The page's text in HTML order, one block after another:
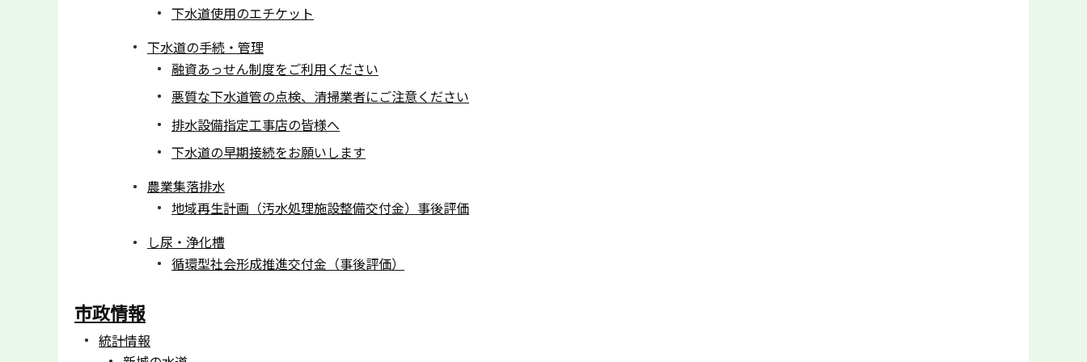
下水道使用のエチケット
下水道の手続・管理
融資あっせん制度をご利用ください
悪質な下水道管の点検、清掃業者にご注意ください
排水設備指定工事店の皆様へ
下水道の早期接続をお願いします
農業集落排水
地域再生計画（汚水処理施設整備交付金）事後評価
し尿・浄化槽
循環型社会形成推進交付金（事後評価）
市政情報
統計情報